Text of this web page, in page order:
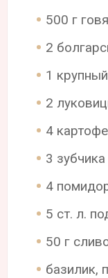
500 г
2
1
2
4
3
4
5 ст. л.
50 г
базилик,